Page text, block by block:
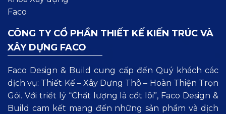
CÔNG TY CỔ PHẦN THIẾT KẾ KIẾN TRÚC VÀ
XÂY DỰNG FACO
Faco Design & Build cung cấp đến Quý khách các
dịch vụ: Thiết Kế – Xây Dựng Thô – Hoàn Thiện Trọn
Gói. Với triết lý “Chất lượng là cốt lõi”, Faco Design &
Build cam kết mang đến những sản phẩm và dịch